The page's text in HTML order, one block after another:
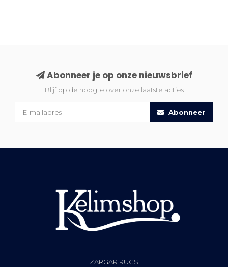
Abonneer je op onze nieuwsbrief
Blijf op de hoogte over onze laatste acties
Abonneer
ZARGAR RUGS